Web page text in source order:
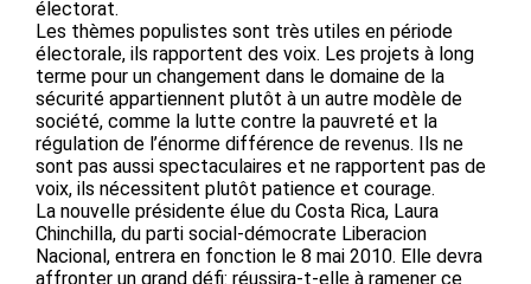
électorat.
Les thèmes populistes sont très utiles en période
électorale, ils rapportent des voix. Les projets à long
terme pour un changement dans le domaine de la
sécurité appartiennent plutôt à un autre modèle de
société, comme la lutte contre la pauvreté et la
régulation de l’énorme différence de revenus. Ils ne
sont pas aussi spectaculaires et ne rapportent pas de
voix, ils nécessitent plutôt patience et courage.
La nouvelle présidente élue du Costa Rica, Laura
Chinchilla, du parti social-démocrate Liberacion
Nacional, entrera en fonction le 8 mai 2010. Elle devra
affronter un grand défi: réussira-t-elle à ramener ce